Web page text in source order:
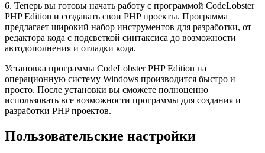
6. Теперь вы готовы начать работу с программой CodeLobster
PHP Edition и создавать свои PHP проекты. Программа
предлагает широкий набор инструментов для разработки, от
редактора кода с подсветкой синтаксиса до возможности
автодополнения и отладки кода.
Установка программы CodeLobster PHP Edition на
операционную систему Windows производится быстро и
просто. После установки вы сможете полноценно
использовать все возможности программы для создания и
разработки PHP проектов.
Пользовательские настройки